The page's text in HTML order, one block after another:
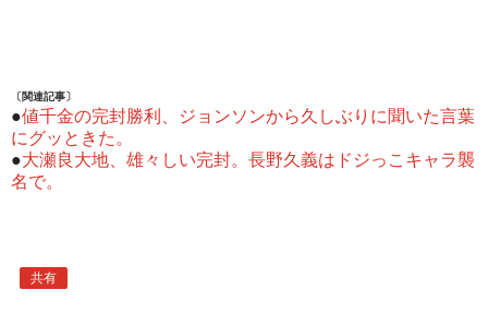
〔関連記事〕
●値千金の完封勝利、ジョンソンから久しぶりに聞いた言葉
にグッときた。
●大瀬良大地、雄々しい完封。長野久義はドジっこキャラ襲
名で。
共有